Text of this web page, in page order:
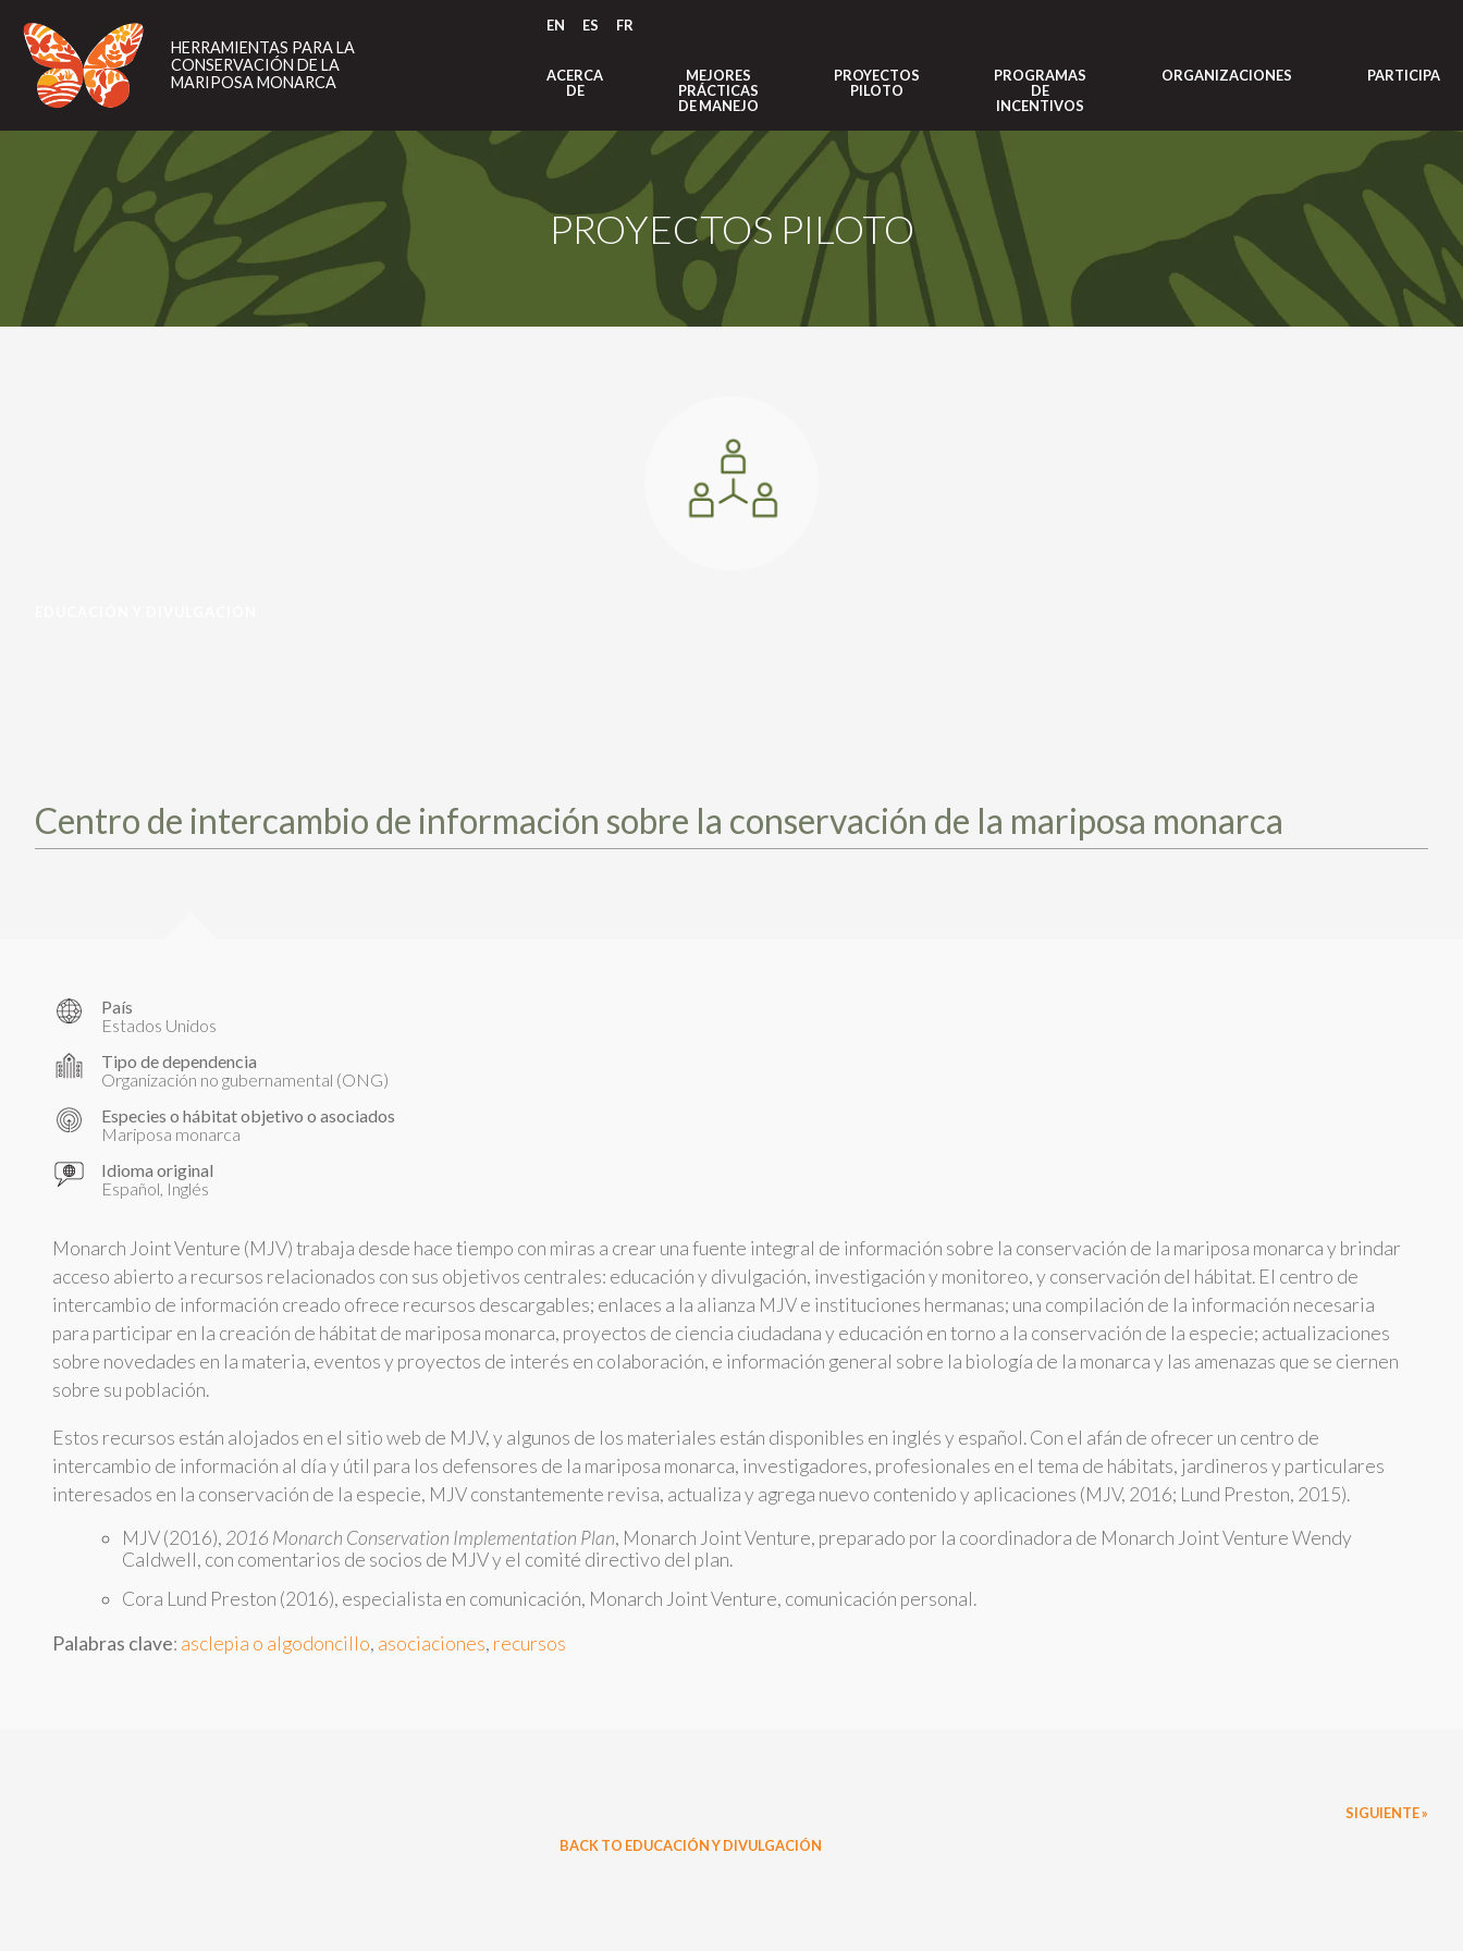
PARA
LA
CONSERVACIÓN
MONARCA
HERRAMIENTAS PARA LA
CONSERVACIÓN DE LA
MARIPOSA MONARCA
EN ES FR
ACERCA
DE
MEJORES
PRÁCTICAS
DE MANEJO
PROYECTOS
PILOTO
PROGRAMAS
DE
INCENTIVOS
ORGANIZACIONES PARTICIPA
PROYECTOS PILOTO
Centro de intercambio de información sobre la conservación de la mariposa monarca
País
Estados Unidos
Tipo de dependencia
Organización no gubernamental (ONG)
Especies o hábitat objetivo o asociados
Mariposa monarca
Idioma original
Español, Inglés
Monarch Joint Venture (MJV) trabaja desde hace tiempo con miras a crear una fuente integral de información sobre la conservación de la mariposa monarca y brindar
acceso abierto a recursos relacionados con sus objetivos centrales: educación y divulgación, investigación y monitoreo, y conservación del hábitat. El centro de
intercambio de información creado ofrece recursos descargables; enlaces a la alianza MJV e instituciones hermanas; una compilación de la información necesaria
para participar en la creación de hábitat de mariposa monarca, proyectos de ciencia ciudadana y educación en torno a la conservación de la especie; actualizaciones
sobre novedades en la materia, eventos y proyectos de interés en colaboración, e información general sobre la biología de la monarca y las amenazas que se ciernen
sobre su población.
Estos recursos están alojados en el sitio web de MJV, y algunos de los materiales están disponibles en inglés y español. Con el afán de ofrecer un centro de
intercambio de información al día y útil para los defensores de la mariposa monarca, investigadores, profesionales en el tema de hábitats, jardineros y particulares
interesados en la conservación de la especie, MJV constantemente revisa, actualiza y agrega nuevo contenido y aplicaciones (MJV, 2016; Lund Preston, 2015).
MJV (2016),2016 Monarch Conservation Implementation Plan, Monarch Joint Venture, preparado por la coordinadora de Monarch Joint Venture Wendy
Caldwell, con comentarios de socios de MJV y el comité directivo del plan.
Cora Lund Preston (2016), especialista en comunicación, Monarch Joint Venture, comunicación personal.
Palabras clave: asclepia o algodoncillo, asociaciones, recursos
BACK TO EDUCACIÓN Y DIVULGACIÓN
SIGUIENTE »